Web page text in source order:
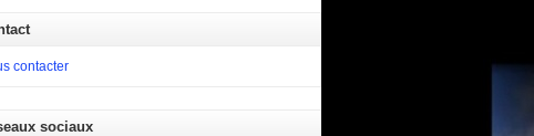
contacter
sociaux